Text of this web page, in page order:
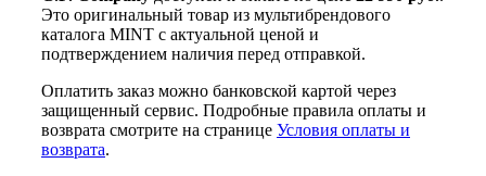
Это оригинальный товар из мультибрендового
каталога MINT с актуальной ценой и
подтверждением наличия перед отправкой.
Оплатить заказ можно банковской картой через
защищенный сервис. Подробные правила оплаты и
возврата смотрите на странице Условия оплаты и
возврата.